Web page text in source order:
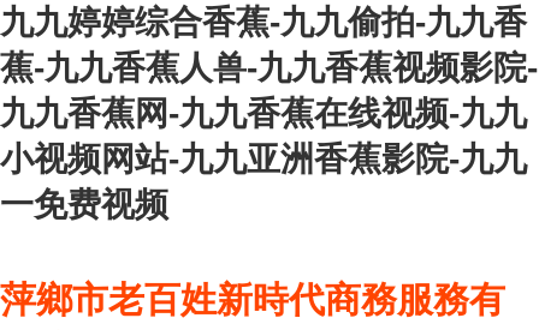
九九婷婷综合香蕉-九九偷拍-九九香
蕉-九九香蕉人兽-九九香蕉视频影院-
九九香蕉网-九九香蕉在线视频-九九
小视频网站-九九亚洲香蕉影院-九九
一免费视频
萍鄉市老百姓新時代商務服務有